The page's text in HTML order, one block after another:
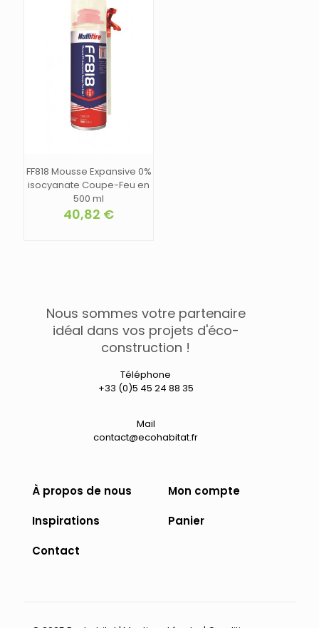
variations.
Les
options
peuvent
être
choisies
sur
la
page
du
FF818 Mousse Expansive 0%
isocyanate Coupe-Feu en
500 ml
40,82 €
Nous sommes votre partenaire
idéal dans vos projets d'éco-
construction !
Téléphone
+33 (0)5 45 24 88 35
Mail
contact@ecohabitat.fr
À propos de nous
Inspirations
Contact
Mon compte
Panier